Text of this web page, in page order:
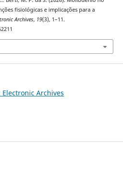
fisiológicas e implicações para a
Archives, 19(3), 1–11.
Archives